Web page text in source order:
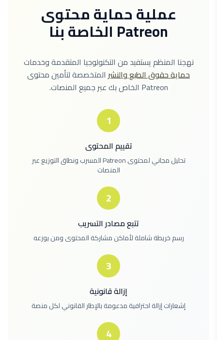
عملية حماية محتوى
Patreon الخاصة بنا
نهجنا المنظم يستفيد من التكنولوجيا المتقدمة وخدمات
حماية حقوق الطبع والنشرالمتخصصة لتأمين محتوى
Patreon الخاص بك عبر جميع المنصات.
1
تقييم المحتوى
تحليل مجاني لمحتوى Patreon المسرب ونطاق التوزيع عبر
المنصات
2
تتبع مصادر التسريب
رسم خريطة شاملة لأماكن مشاركة المحتوى ومن يوزعه
3
إزالة قانونية
إشعارات إزالة احترافية مدعومة بالإطار القانوني لكل منصة
4